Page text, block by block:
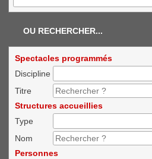
OU RECHERCHER...
Spectacles programmés
Discipline
Titre
Structures accueillies
Type
Nom
Personnes